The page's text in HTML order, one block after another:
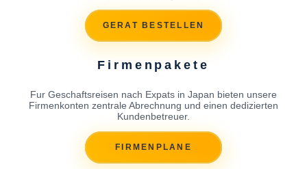
GERAT BESTELLEN
Firmenpakete
Fur Geschaftsreisen nach Expats in Japan bieten unsere
Firmenkonten zentrale Abrechnung und einen dedizierten
Kundenbetreuer.
FIRMENPLANE